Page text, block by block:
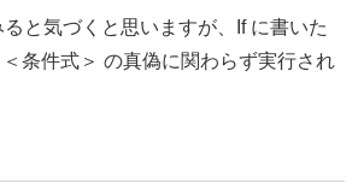
( "②Ifのステートメントですよ～"
式＞の部分が false なので中には入らない
と気づくと思いますが、If に書いた
条件式＞ の真偽に関わらず実行され